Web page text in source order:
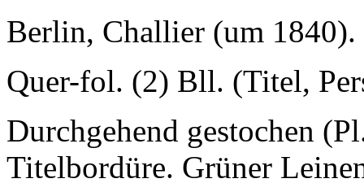
Berlin, Challier (um 1840).
Quer-fol. (2) Bll. (Titel,
Durchgehend gestochen
Titelbordüre. Grüner